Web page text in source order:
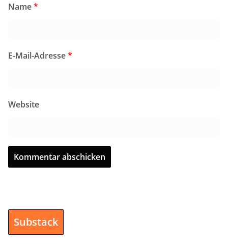
Name*
E-Mail-Adresse*
Website
Substack